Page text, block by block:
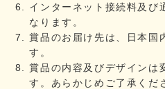
インターネット接続料及び
なります。
賞品のお届け先は、日本国
す。
賞品の内容及びデザインは
す。あらかじめご了承くだ